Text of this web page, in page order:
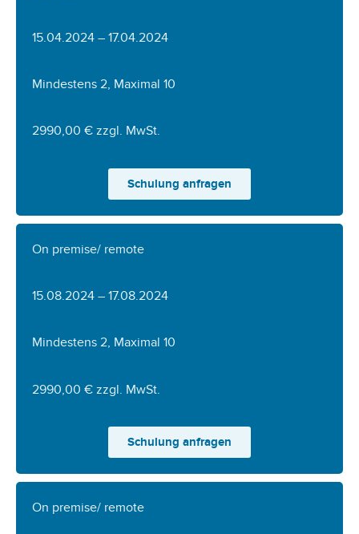
15.04.2024 – 17.04.2024
Mindestens 2, Maximal 10
2990,00 € zzgl. MwSt.
Schulung anfragen
On premise/ remote
15.08.2024 – 17.08.2024
Mindestens 2, Maximal 10
2990,00 € zzgl. MwSt.
Schulung anfragen
On premise/ remote